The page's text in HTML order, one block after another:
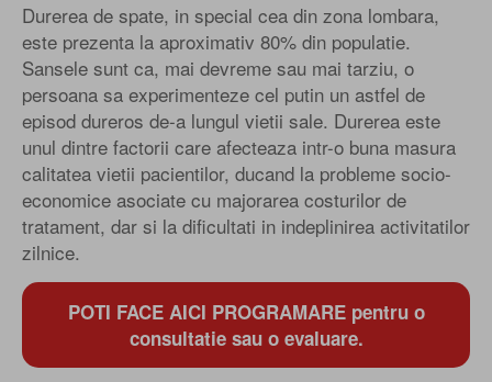
Durerea de spate, in special cea din zona lombara,
este prezenta la aproximativ 80% din populatie.
Sansele sunt ca, mai devreme sau mai tarziu, o
persoana sa experimenteze cel putin un astfel de
episod dureros de-a lungul vietii sale. Durerea este
unul dintre factorii care afecteaza intr-o buna masura
calitatea vietii pacientilor, ducand la probleme socio-
economice asociate cu majorarea costurilor de
tratament, dar si la dificultati in indeplinirea activitatilor
zilnice.
POTI FACE AICI PROGRAMARE pentru o
consultatie sau o evaluare.